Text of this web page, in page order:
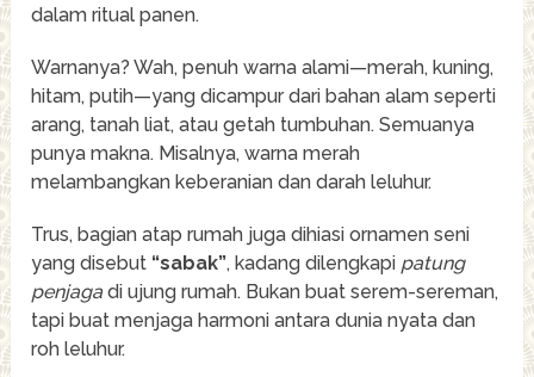
dalam ritual panen.
Warnanya? Wah, penuh warna alami—merah, kuning,
hitam, putih—yang dicampur dari bahan alam seperti
arang, tanah liat, atau getah tumbuhan. Semuanya
punya makna. Misalnya, warna merah
melambangkan keberanian dan darah leluhur.
Trus, bagian atap rumah juga dihiasi ornamen seni
yang disebut “sabak”, kadang dilengkapi patung
penjagadi ujung rumah. Bukan buat serem-sereman,
tapi buat menjaga harmoni antara dunia nyata dan
roh leluhur.